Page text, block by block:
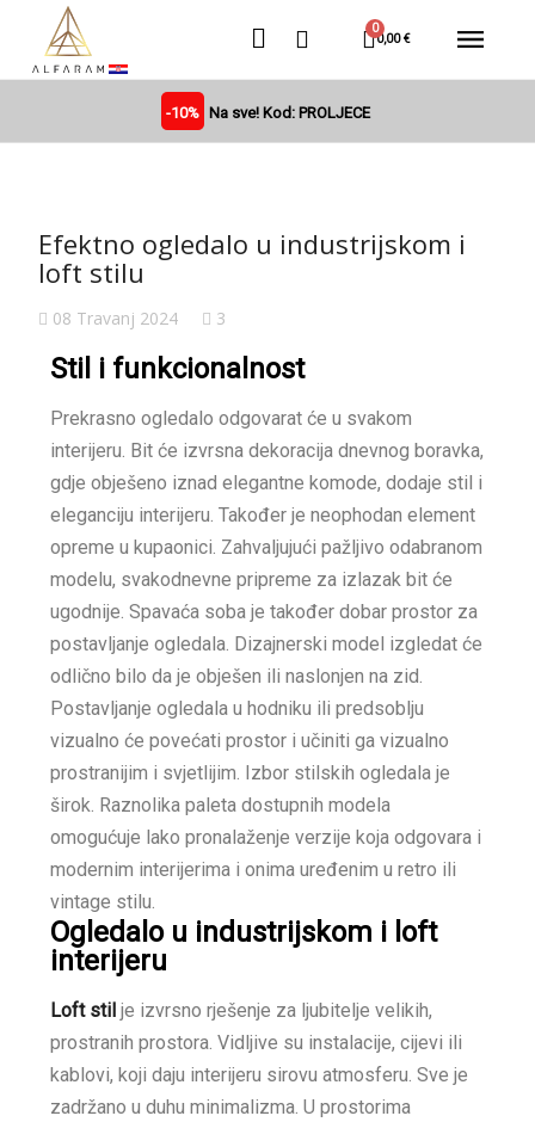
0,00 €
-10% Na sve! Kod: PROLJECE
Efektno ogledalo u industrijskom i
loft stilu
08 Travanj 2024 3
Stil i funkcionalnost
Prekrasno ogledalo odgovarat će u svakom
interijeru. Bit će izvrsna dekoracija dnevnog boravka,
gdje obješeno iznad elegantne komode, dodaje stil i
eleganciju interijeru. Također je neophodan element
opreme u kupaonici. Zahvaljujući pažljivo odabranom
modelu, svakodnevne pripreme za izlazak bit će
ugodnije. Spavaća soba je također dobar prostor za
postavljanje ogledala. Dizajnerski model izgledat će
odlično bilo da je obješen ili naslonjen na zid.
Postavljanje ogledala u hodniku ili predsoblju
vizualno će povećati prostor i učiniti ga vizualno
prostranijim i svjetlijim. Izbor stilskih ogledala je
širok. Raznolika paleta dostupnih modela
omogućuje lako pronalaženje verzije koja odgovara i
modernim interijerima i onima uređenim u retro ili
vintage stilu.
Ogledalo u industrijskom i loft
interijeru
Loft stil je izvrsno rješenje za ljubitelje velikih,
prostranih prostora. Vidljive su instalacije, cijevi ili
kablovi, koji daju interijeru sirovu atmosferu. Sve je
zadržano u duhu minimalizma. U prostorima